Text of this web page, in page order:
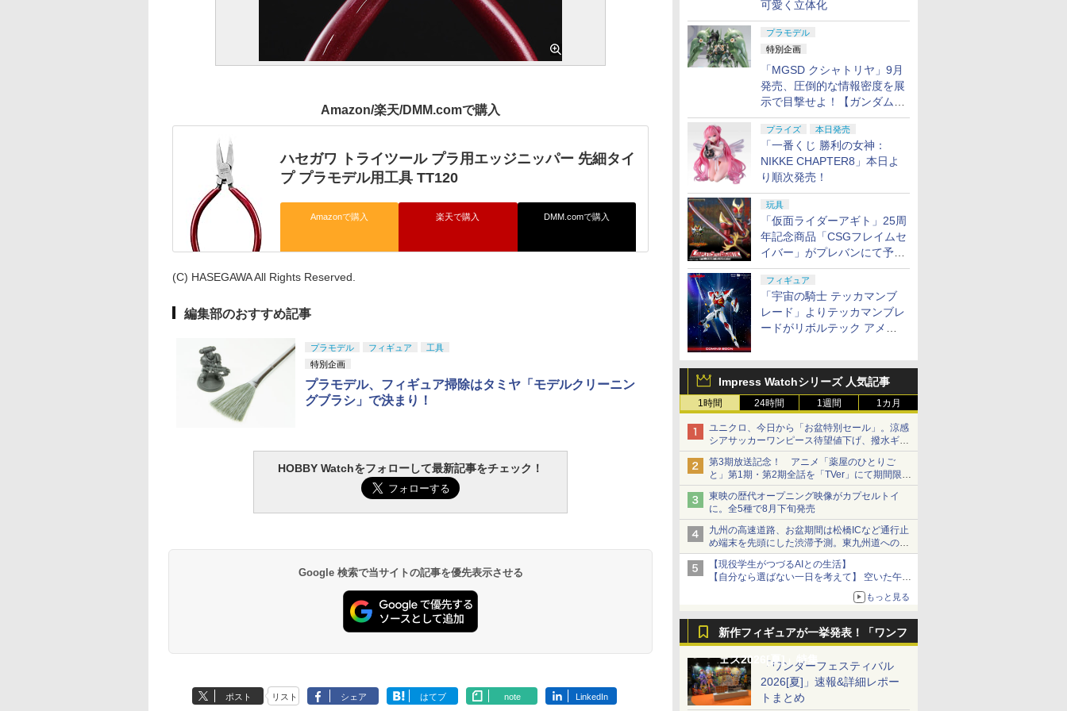
可愛く立体化
プラモデル
特別企画
「MGSD クシャトリヤ」9月
発売、圧倒的な情報密度を展
示で目撃せよ！【ガンダムベ
ース撮り下ろし】
プライズ 本日発売
「一番くじ 勝利の女神：
NIKKE CHAPTER8」本日よ
り順次発売！
玩具
「仮面ライダーアギト」25周
年記念商品「CSGフレイムセ
イバー」がプレバンにて予約
開始
フィギュア
「宇宙の騎士 テッカマンブ
レード」よりテッカマンブレ
ードがリボルテック アメイ
Impress Watchシリーズ 人気記事
1時間 24時間 1週間 1カ月
ユニクロ、今日から「お盆特別セール」。涼感
シアサッカーワンピース待望値下げ、撥水ギア
ショーツは1990円に
第3期放送記念！ アニメ「薬屋のひとりご
と」第1期・第2期全話を「TVer」にて期間限定
で順次無料配信開始
東映の歴代オープニング映像がカプセルトイ
に。全5種で8月下旬発売
九州の高速道路、お盆期間は松橋ICなど通行止
め端末を先頭にした渋滞予測。東九州道への迂
回は料金調整を実施
【現役学生がつづるAIとの生活】
【自分なら選ばない一日を考えて】 空いた午後
をチャッピーに捧げたら、思わぬ絶景に出会っ
もっと見る
新作フィギュアが一挙発表！「ワンフ
ェス2026[夏]」特集「ワンダーフェスティバル
2026[夏]」速報&詳細レポー
トまとめ
Amazon/楽天/DMM.comで購入
ハセガワ トライツール プラ用エッジニッパー 先細タイ
プ プラモデル用工具 TT120
Amazonで購入 楽天で購入 DMM.comで購入
(C) HASEGAWA All Rights Reserved.
編集部のおすすめ記事
プラモデル フィギュア
工具
特別企画
プラモデル、フィギュア掃除はタミヤ「モデルクリーニン
グブラシ」で決まり！
HOBBY Watchをフォローして最新記事をチェック！
Google 検索で当サイトの記事を優先表示させる
ポスト リスト シェア はてブ note LinkedIn